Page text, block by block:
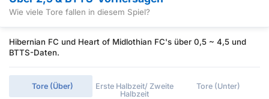
Wie viele Tore fallen in diesem Spiel?
Hibernian FC und Heart of Midlothian FC's über 0,5 ~ 4,5 und
BTTS-Daten.
Tore (Über)
Erste Halbzeit/ Zweite
Halbzeit
Tore (Unter)